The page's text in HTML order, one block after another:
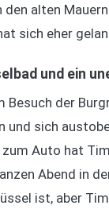
den alten
sich eher
und ein
Besuch der
und sich
zum Auto hat
Abend in
ist, aber